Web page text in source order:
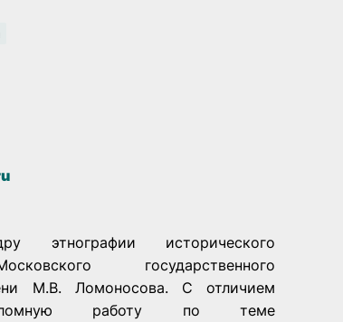
этнографии исторического
государственного
М.В. Ломоносова. С отличием
работу по теме